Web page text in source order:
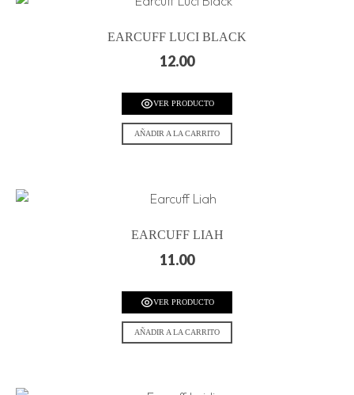
EARCUFF LUCI BLACK
12.00
VER PRODUCTO
AÑADIR A LA CARRITO
EARCUFF LIAH
11.00
VER PRODUCTO
AÑADIR A LA CARRITO